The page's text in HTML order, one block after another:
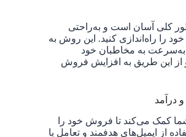
کلی آسان است و به‌راحتی
را راه‌اندازی کنید. این روش به
به مخاطبان خود
از این طریق به افزایش فروش
شما کمک می‌کند تا فروش خود را
از ایمیل‌های هدفمند و تعامل با